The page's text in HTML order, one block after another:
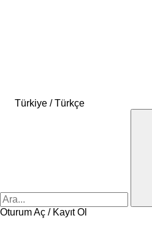
Türkiye / Türkçe
Oturum Aç / Kayıt Ol